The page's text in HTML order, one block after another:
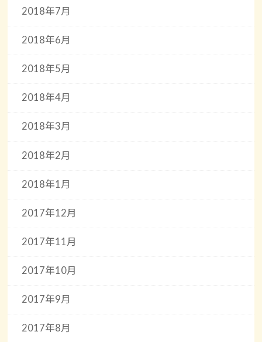
2018年7月
2018年6月
2018年5月
2018年4月
2018年3月
2018年2月
2018年1月
2017年12月
2017年11月
2017年10月
2017年9月
2017年8月